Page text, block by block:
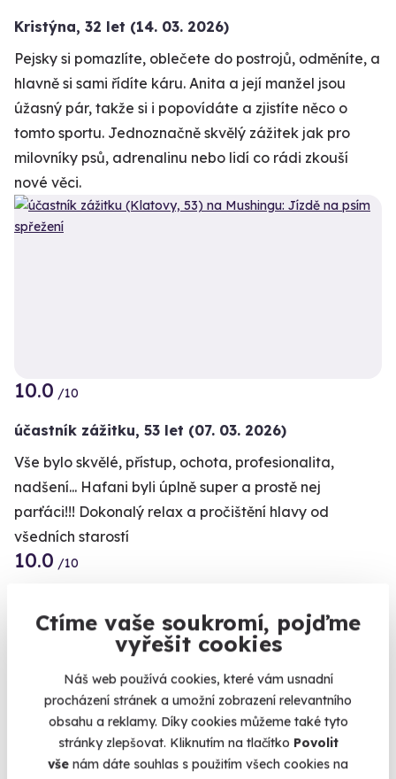
Ctíme vaše soukromí, pojďme
vyřešit cookies
Náš web používá cookies, které vám usnadní
procházení stránek a umožní zobrazení relevantního
obsahu a reklamy. Díky cookies můžeme také tyto
stránky zlepšovat. Kliknutím na tlačítko Povolit
vše nám dáte souhlas s použitím všech cookies na
Kalendář volných
termínů
Termíny pro zvolenou variantu:
Kristýna, 32 let (14. 03. 2026)
Pejsky si pomazlíte, oblečete do postrojů, odměníte, a
hlavně si sami řídíte káru. Anita a její manžel jsou
úžasný pár, takže si i popovídáte a zjistíte něco o
tomto sportu. Jednoznačně skvělý zážitek jak pro
milovníky psů, adrenalinu nebo lidí co rádi zkouší
nové věci.
+1
10.0 /10
účastník zážitku, 53 let (07. 03. 2026)
Vše bylo skvělé, přístup, ochota, profesionalita,
nadšení... Hafani byli úplně super a prostě nej
parťáci!!! Dokonalý relax a pročištění hlavy od
všedních starostí
10.0 /10
I přes nepřízeň počasí (obleva), byla maximální
snaha o vyjížďku na sněhu a byl zajištěn transport
autem do vyšších poloh, abychom byli opravdu na
sněhu. Super pokec, vstřícnost musherů a skvělí hafani